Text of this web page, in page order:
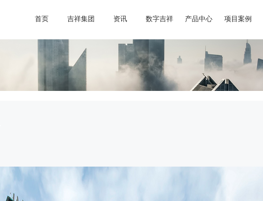
首页 吉祥集团 资讯 数字吉祥 产品中心 项目案例